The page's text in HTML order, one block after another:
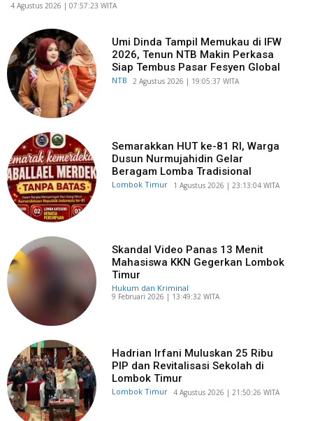
​4 Agustus 2026 | 07:57:23 WITA
Umi Dinda Tampil Memukau di IFW
2026, Tenun NTB Makin Perkasa
Siap Tembus Pasar Fesyen Global
NTB ​2 Agustus 2026 | 19:05:37 WITA
Semarakkan HUT ke-81 RI, Warga
Dusun Nurmujahidin Gelar
Beragam Lomba Tradisional
Lombok Timur ​1 Agustus 2026 | 23:13:04 WITA
Skandal Video Panas 13 Menit
Mahasiswa KKN Gegerkan Lombok
Timur
Hukum dan Kriminal
​9 Februari 2026 | 13:49:32 WITA
Hadrian Irfani Muluskan 25 Ribu
PIP dan Revitalisasi Sekolah di
Lombok Timur
Lombok Timur ​4 Agustus 2026 | 21:50:26 WITA